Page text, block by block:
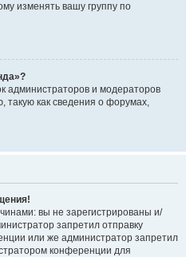
изменять вашу группу по
администраторов и модераторов
как сведения о форумах,
вы не зарегистрированы и/
запретил отправку
или же администратор запретил
конференции для